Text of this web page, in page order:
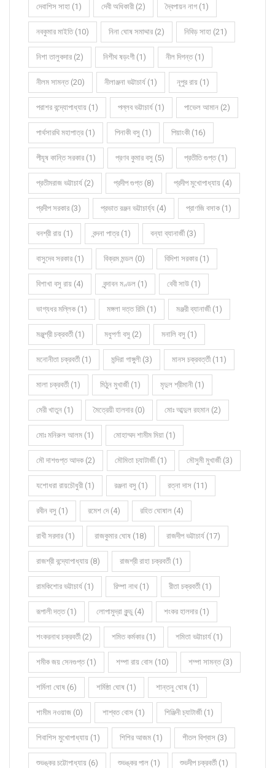
দেবাশিস সাহা (1) দেবী অধিকারী (2) দ্বৈপায়ন নাগ (1)
নবকুমার মাইতি (10) নিনা ঘোষ সমাদ্দার (2) নিবিড় সাহা (21)
নিশা তালুকদার (2) নিশীথ ষড়ংগী (1) নীল দিগন্ত (1)
নীলম সামন্ত (20) নীলাঞ্জনা ভট্টাচার্য (1) নূপুর রায় (1)
পরাশর বন্দ্যোপাধ্যায় (1) পল্লব ভট্টাচার্য (1) পাভেল আমান (2)
পার্থসারথি মহাপাত্র (1) পিনাকী বসু (1) পিয়াংকী (16)
পীযূষ কান্তি সরকার (1) প্রণব কুমার বসু (5) প্রতীতি গুপ্ত (1)
প্রতীমরাজ ভট্টাচার্য (2) প্রদীপ গুপ্ত (8) প্রদীপ মুখোপাধ্যায় (4)
প্রদীপ সরকার (3) প্রভাত রঞ্জন ভট্টাচার্য্য (4) প্রাণজি বসাক (1)
বনশ্রী রায় (1) বন্দনা পাত্র (1) বন্যা ব্যানার্জী (3)
বাসুদেব সরকার (1) বিক্রম মন্ডল (0) বিদিশা সরকার (1)
বিশাখা বসু রায় (4) বৃন্দাবন মণ্ডল (1) বেবী সাউ (1)
ভাগ্যধর মল্লিক (1) মঙ্গলা দত্ত রিমি (1) মঞ্জরী ব্যানার্জী (1)
মঞ্জুশ্রী চক্রবর্তী (1) মধুপর্ণা বসু (2) মনালি বসু (1)
মনোনীতা চক্রবর্তী (1) মন্দিরা গাঙ্গুলী (3) মানস চক্রবর্ত্তী (11)
মালা চক্রবর্তী (1) মিঠুন মুখার্জী (1) মৃদুল শ্রীমানী (1)
মেরী খাতুন (1) মৈত্রেয়ী হালদার (0) মোঃ আব্দুল রহমান (2)
মোঃ মনিরুল আলম (1) মোহাম্মদ শামীম মিয়া (1)
মৌ দাশগুপ্ত আদক (2) মৌমিতা চ্যাটার্জী (1) মৌসুমী মুখার্জী (3)
যশোধরা রায়চৌধুরী (1) রঞ্জনা বসু (1) রত্না দাস (11)
রবীন বসু (1) রমেশ দে (4) রহিত ঘোষাল (4)
রাখী সরদার (1) রাজকুমার ঘোষ (18) রাজদীপ ভট্টাচার্য (17)
রাজশ্রী বন্দ্যোপাধ্যায় (8) রাজশ্রী রাহা চক্রবর্তী (1)
রামকিশোর ভট্টাচার্য (1) রিম্পা নাথ (1) রীতা চক্রবর্তী (1)
রূপালী দত্ত (1) লোপামুদ্রা কুন্ডু (4) শংকর হালদার (1)
শংকরনাথ চক্রবর্তী (2) শমিত কর্মকার (1) শমিতা ভট্টাচার্য (1)
শমীক জয় সেনগুপ্ত (1) শম্পা রায় বোস (10) শম্পা সামন্ত (3)
শর্মিলা ঘোষ (6) শর্মিষ্ঠা ঘোষ (1) শান্তনু ঘোষ (1)
শামীম নওয়াজ (0) শাশ্বত বোস (1) শিঞ্জিনী চ্যাটার্জী (1)
শিবাশিস মুখোপাধ্যায় (1) শিশির আজম (1) শীতল বিশ্বাস (3)
শুভঙ্কর চট্টোপাধ্যায় (6) শুভঙ্কর পাল (1) শুভদীপ চক্রবর্তী (1)